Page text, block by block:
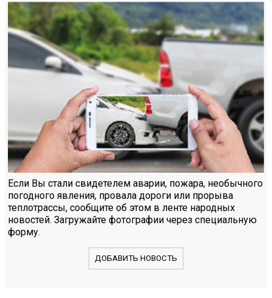
Если Вы стали свидетелем аварии, пожара, необычного
погодного явления, провала дороги или прорыва
теплотрассы, сообщите об этом в ленте народных
новостей. Загружайте фотографии через специальную
форму.
ДОБАВИТЬ НОВОСТЬ